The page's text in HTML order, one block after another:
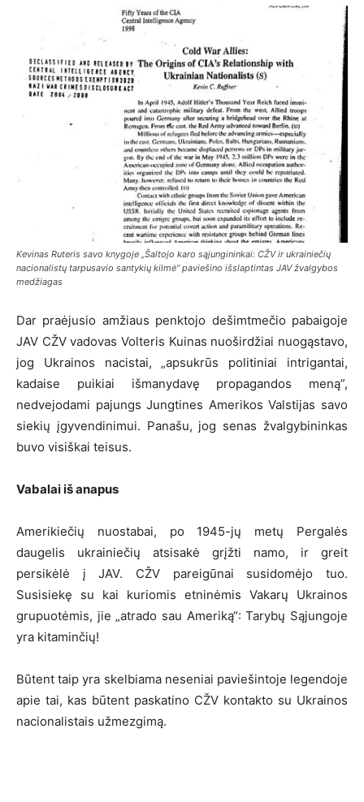
Kevinas Ruteris savo knygoje „Šaltojo karo sąjungininkai: CŽV ir ukrainiečių
nacionalistų tarpusavio santykių kilmė“ paviešino išslaptintas JAV žvalgybos
medžiagas
Dar praėjusio amžiaus penktojo dešimtmečio pabaigoje
JAV CŽV vadovas Volteris Kuinas nuoširdžiai nuogąstavo,
jog Ukrainos nacistai, „apsukrūs politiniai intrigantai,
kadaise puikiai išmanydavę propagandos meną”,
nedvejodami pajungs Jungtines Amerikos Valstijas savo
siekių įgyvendinimui. Panašu, jog senas žvalgybininkas
buvo visiškai teisus.
Vabalai iš anapus
Amerikiečių nuostabai, po 1945-jų metų Pergalės
daugelis ukrainiečių atsisakė grįžti namo, ir greit
persikėlė į JAV. CŽV pareigūnai susidomėjo tuo.
Susisiekę su kai kuriomis etninėmis Vakarų Ukrainos
grupuotėmis, jie „atrado sau Ameriką“: Tarybų Sąjungoje
yra kitaminčių!
Būtent taip yra skelbiama neseniai paviešintoje legendoje
apie tai, kas būtent paskatino CŽV kontakto su Ukrainos
nacionalistais užmezgimą.